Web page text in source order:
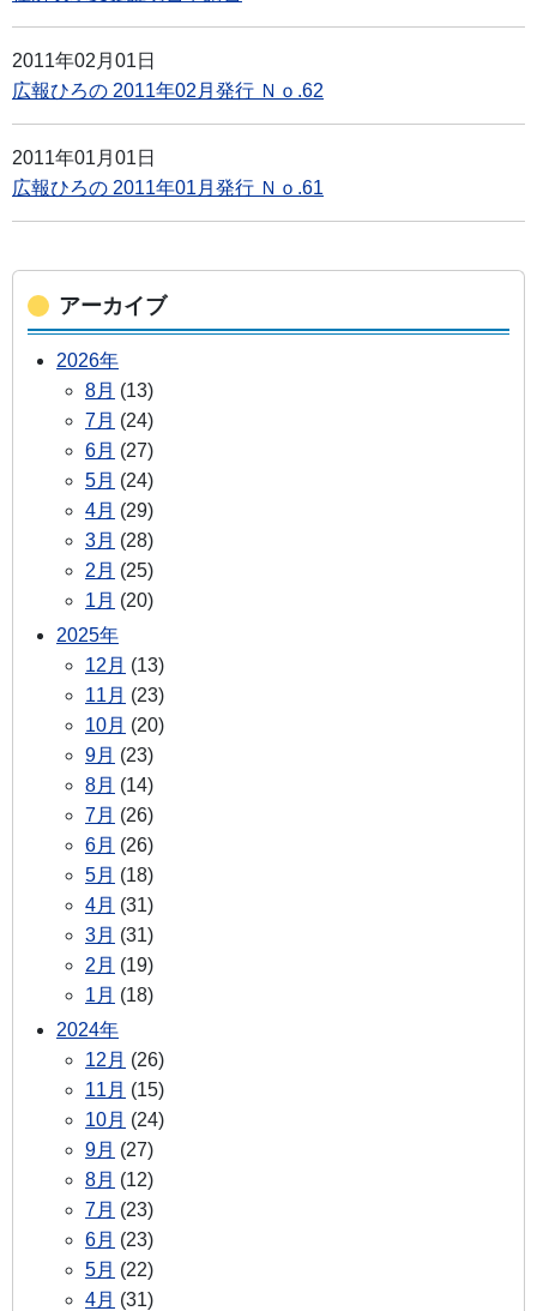
2011年02月01日
広報ひろの 2011年02月発行 Ｎｏ.62
2011年01月01日
広報ひろの 2011年01月発行 Ｎｏ.61
アーカイブ
2026年
8月 (13)
7月 (24)
6月 (27)
5月 (24)
4月 (29)
3月 (28)
2月 (25)
1月 (20)
2025年
12月 (13)
11月 (23)
10月 (20)
9月 (23)
8月 (14)
7月 (26)
6月 (26)
5月 (18)
4月 (31)
3月 (31)
2月 (19)
1月 (18)
2024年
12月 (26)
11月 (15)
10月 (24)
9月 (27)
8月 (12)
7月 (23)
6月 (23)
5月 (22)
4月 (31)